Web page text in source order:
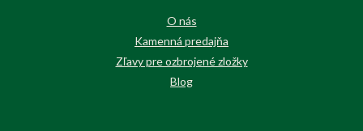
O nás
Kamenná predajňa
Zľavy pre ozbrojené zložky
Blog